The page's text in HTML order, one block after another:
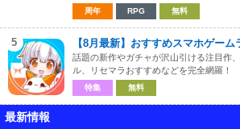
周年 RPG 無料
5 【8月最新】おすすめスマホゲーム
話題の新作やガチャが沢山引ける注目作
ル、リセマラおすすめなどを完全網羅！
特集 無料
最新情報